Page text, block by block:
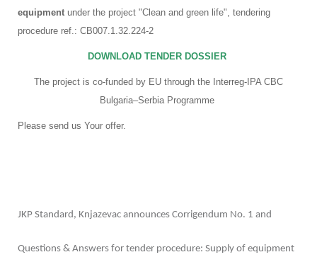
equipment under the project "Clean and green life", tendering
procedure ref.: CB007.1.32.224-2
DOWNLOAD TENDER DOSSIER
The project is co-funded by EU through the Interreg-IPA CBC
Bulgaria–Serbia Programme
Please send us Your offer.
JKP Standard, Knjazevac announces Corrigendum No. 1 and
Questions & Answers for tender procedure: Supply of equipment